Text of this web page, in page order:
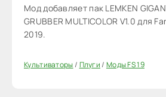
Мод добавляет пак LEMKEN
GRUBBER MULTICOLOR V1.0 для
2019.
Культиваторы/ Плуги/ Моды FS 19